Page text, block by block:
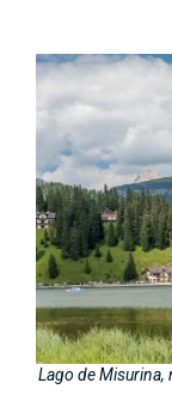
Lago de Misurina,